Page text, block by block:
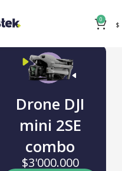
0
$
Drone DJI
mini 2SE
combo
$3'000.000